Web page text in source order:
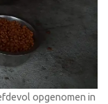
opgenomen in